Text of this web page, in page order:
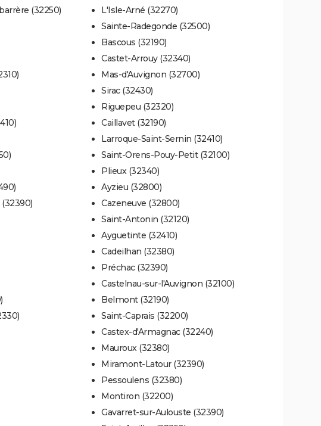
(32250)
L'Isle-Arné (32270)
Sainte-Radegonde (32500)
Bascous (32190)
Castet-Arrouy (32340)
Mas-d'Auvignon (32700)
Sirac (32430)
Riguepeu (32320)
Caillavet (32190)
Larroque-Saint-Sernin (32410)
Saint-Orens-Pouy-Petit (32100)
Plieux (32340)
Ayzieu (32800)
Cazeneuve (32800)
Saint-Antonin (32120)
Ayguetinte (32410)
Cadeilhan (32380)
Préchac (32390)
Castelnau-sur-l'Auvignon (32100)
Belmont (32190)
Saint-Caprais (32200)
Castex-d'Armagnac (32240)
Mauroux (32380)
Miramont-Latour (32390)
Pessoulens (32380)
Montiron (32200)
Gavarret-sur-Aulouste (32390)